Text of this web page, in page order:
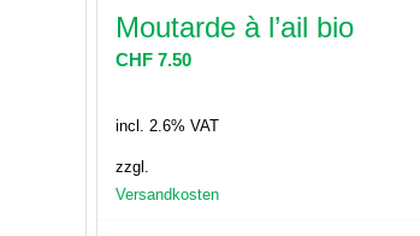
Moutarde à l’ail bio
CHF7.50
incl. 2.6% VAT
zzgl.
Versandkosten